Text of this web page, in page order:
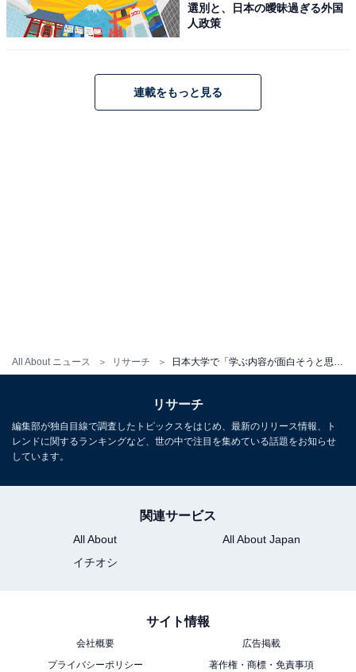
All About ニュース リサーチ
＞9位までのランキング結果を見る
【おすすめ記事】
・
部」、1位は？
選別と、日本の曖昧過ぎる外国
人政策
連載をもっと見る
リサーチ
編集部が独自目線で調査したトピックスをはじめ、最新のリリース情報、ト
レンドに関するランキングなど、世の中で注目を集めている話題をお知らせ
しています。
関連サービス
All About
All About Japan
イチオシ
サイト情報
会社概要
広告掲載
プライバシーポリシー
著作権・商標・免責事項